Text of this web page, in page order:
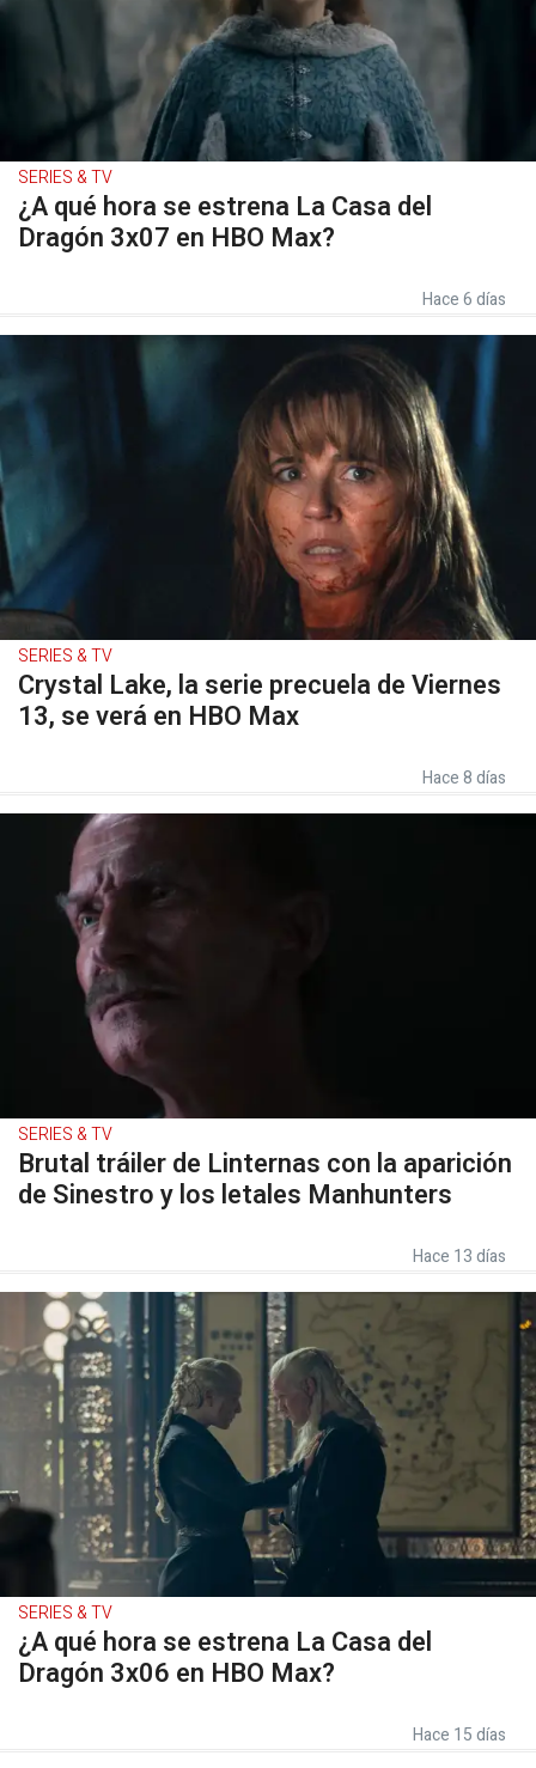
SERIES & TV
¿A qué hora se estrena La Casa del
Dragón 3x07 en HBO Max?
Hace 6 días
SERIES & TV
Crystal Lake, la serie precuela de Viernes
13, se verá en HBO Max
Hace 8 días
SERIES & TV
Brutal tráiler de Linternas con la aparición
de Sinestro y los letales Manhunters
Hace 13 días
SERIES & TV
¿A qué hora se estrena La Casa del
Dragón 3x06 en HBO Max?
Hace 15 días